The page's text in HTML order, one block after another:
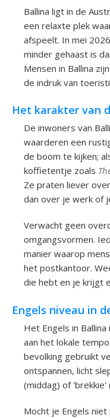
Ballina ligt in de
een relaxte plek
afspeelt. In mei
minder gehaast is
Mensen in Ballina
de indruk van
Het karakter van
De inwoners van
waarderen een
de boom te kijken;
koffietentje zoals
Ze praten liever
dan over je werk of
Verwacht geen
omgangsvormen.
manier waarop
het postkantoor.
die hebt en je krijgt
Engels niveau in
Het Engels in
aan het lokale
bevolking gebruikt
ontspannen, licht
(middag) of
Mocht je Engels